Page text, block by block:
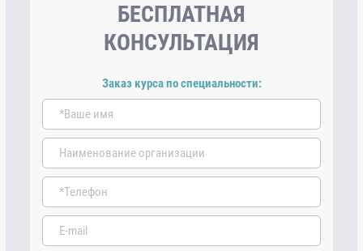
БЕСПЛАТНАЯ
КОНСУЛЬТАЦИЯ
Заказ курса по специальности: